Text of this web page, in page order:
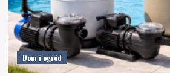
Dom i ogród